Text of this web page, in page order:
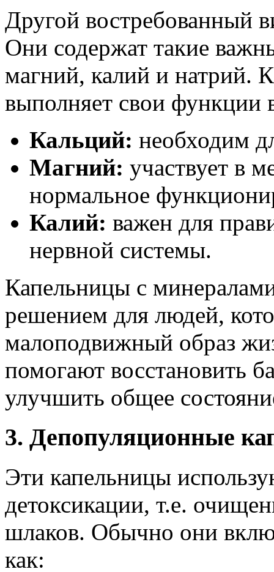
Другой востребованный
Они содержат такие
магний, калий и натрий.
выполняет свои функции
Кальций: необходим
Магний: участвует в
нормальное
Калий: важен для
нервной системы.
Капельницы с
решением для людей,
малоподвижный образ
помогают восстановить
улучшить общее
3. Депопуляционные
Эти капельницы
детоксикации, т.е.
шлаков. Обычно они
как: